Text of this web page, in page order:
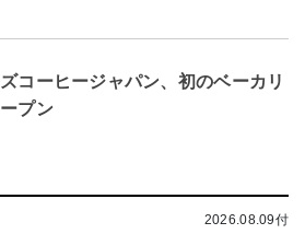
コーヒージャパン、初のベーカリ
プン
2026.08.09付